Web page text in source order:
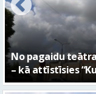
FOTO: Ar
Valmieras 743.